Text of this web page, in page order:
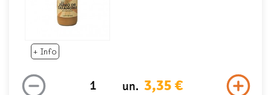
+ Info
un. 3,35 €